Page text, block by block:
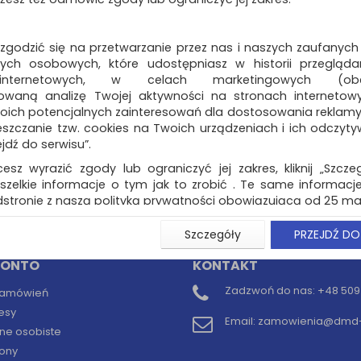
BRENNENSTUHL
bęben stalowy, ocynkowany
gniazdka z samozamykająca
IP44 bryzgoszczelne…
Dostępność: 3 dni
(0 )
osobiste
KONTAKT
Zadzwoń do nas: +48 509
Email:
się na przetwarzanie przez nas i naszych
osobowych, które udostępniasz w historii
w celach marketingowych
analizę Twojej aktywności na stronach
potencjalnych zainteresowań dla dostosowania
tzw. cookies na Twoich urządzeniach i ich
do serwisu”.
wyrazić zgody lub ograniczyć jej zakres, kliknij
informacje o tym jak to zrobić . Te same
z naszą polityką prywatności obowiązującą od 25
użytkowników zalogowanych, aby umożliwić
i związane z tym prawidłowe działanie naszej
np. wysłanie potwierdzenia zamówienia na
Państwu prawidłowych informacji o promocjach
ważna jest Państwa wcześniejsza zgoda której
zgoda jest dobrowolna i można ją w dowolnym
(rozwiń)
Szczegóły PRZEJDŹ